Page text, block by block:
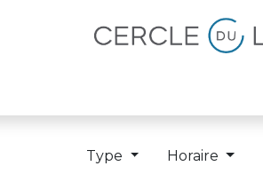
Type Horaire